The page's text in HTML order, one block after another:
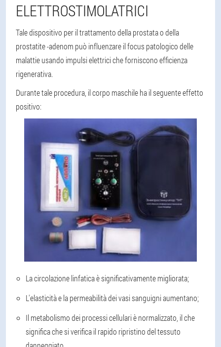
ELETTROSTIMOLATRICI
Tale dispositivo per il trattamento della prostata o della
prostatite -adenom può influenzare il focus patologico delle
malattie usando impulsi elettrici che forniscono efficienza
rigenerativa.
Durante tale procedura, il corpo maschile ha il seguente effetto
positivo:
La circolazione linfatica è significativamente migliorata;
L'elasticità e la permeabilità dei vasi sanguigni aumentano;
Il metabolismo dei processi cellulari è normalizzato, il che
significa che si verifica il rapido ripristino del tessuto